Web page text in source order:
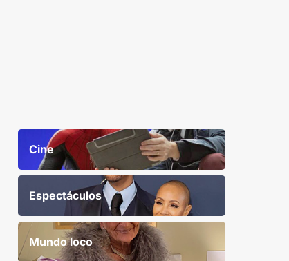
Cine
Espectáculos
Mundo loco